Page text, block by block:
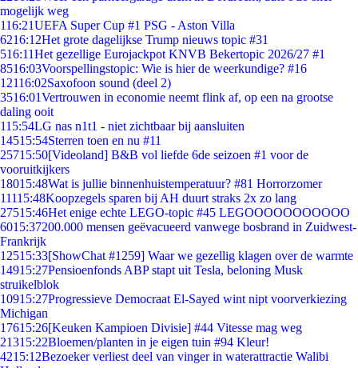
mogelijk weg
116:21UEFA Super Cup #1 PSG - Aston Villa
6216:12Het grote dagelijkse Trump nieuws topic #31
516:11Het gezellige Eurojackpot KNVB Bekertopic 2026/27 #1
8516:03Voorspellingstopic: Wie is hier de weerkundige? #16
12116:02Saxofoon sound (deel 2)
3516:01Vertrouwen in economie neemt flink af, op een na grootse
daling ooit
115:54LG nas n1t1 - niet zichtbaar bij aansluiten
14515:54Sterren toen en nu #11
25715:50[Videoland] B&B vol liefde 6de seizoen #1 voor de
vooruitkijkers
18015:48Wat is jullie binnenhuistemperatuur? #81 Horrorzomer
11115:48Koopzegels sparen bij AH duurt straks 2x zo lang
27515:46Het enige echte LEGO-topic #45 LEGOOOOOOOOOOO
6015:37200.000 mensen geëvacueerd vanwege bosbrand in Zuidwest-
Frankrijk
12515:33[ShowChat #1259] Waar we gezellig klagen over de warmte
14915:27Pensioenfonds ABP stapt uit Tesla, beloning Musk
struikelblok
10915:27Progressieve Democraat El-Sayed wint nipt voorverkiezing
Michigan
17615:26[Keuken Kampioen Divisie] #44 Vitesse mag weg
21315:22Bloemen/planten in je eigen tuin #94 Kleur!
4215:12Bezoeker verliest deel van vinger in waterattractie Walibi